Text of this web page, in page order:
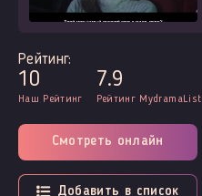
Рейтинг:
10
Наш Рейтинг
7.9
Рейтинг MydramaList
Смотреть онлайн
Добавить в список